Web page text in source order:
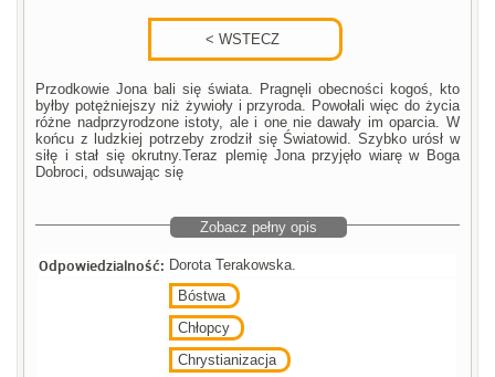
Przodkowie Jona bali się świata. Pragnęli obecności kogoś, kto
byłby potężniejszy niż żywioły i przyroda. Powołali więc do życia
różne nadprzyrodzone istoty, ale i one nie dawały im oparcia. W
końcu z ludzkiej potrzeby zrodził się Światowid. Szybko urósł w
siłę i stał się okrutny.Teraz plemię Jona przyjęło wiarę w Boga
Dobroci, odsuwając się
Zobacz pełny opis
Odpowiedzialność: Dorota Terakowska.
Bóstwa
Chłopcy
Chrystianizacja